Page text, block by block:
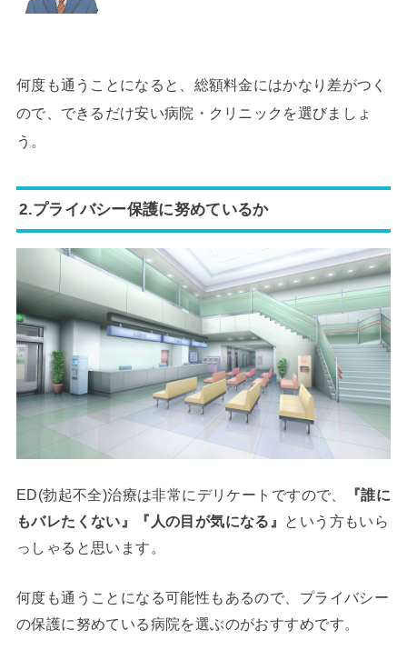
何度も通うことになると、総額料金にはかなり差がつく
ので、できるだけ安い病院・クリニックを選びましょ
う。
2.プライバシー保護に努めているか
ED(勃起不全)治療は非常にデリケートですので、
『誰に
もバレたくない』『人の目が気になる』
という方もいら
っしゃると思います。
何度も通うことになる可能性もあるので、プライバシー
の保護に努めている病院を選ぶのがおすすめです。